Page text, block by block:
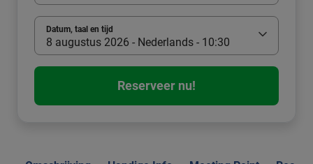
Datum, taal en tijd
8 augustus 2026 - Nederlands - 10:30
Reserveer nu!